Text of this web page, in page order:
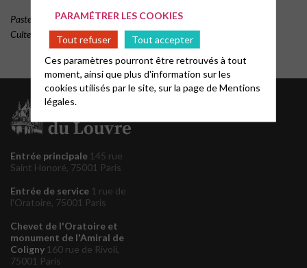
Pasteure Béatrice Cléro-Mazire
Culte du 19/04/2026 à l’Oratoire du Louvre
Entrée principale 145 rue
Saint Honoré, 75001 Paris
Entrée de service 1 rue de
l'Oratoire, 75001 Paris
Chevet de l'Oratoire et
monument de l'Amiral de
Coligny 160 rue de Rivoli,
75001 Paris
PARAMÉTRER LES COOKIES
Tout refuser
Tout accepter
Ces paramètres pourront être retrouvés à tout
moment, ainsi que plus d'information sur les
cookies utilisés par le site, sur la page deMentions
légales.